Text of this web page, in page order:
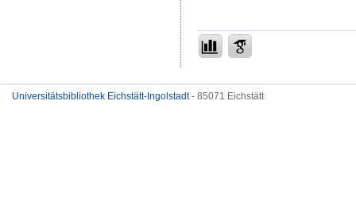
Universitätsbibliothek Eichstätt-Ingolstadt- 85071 Eichstätt